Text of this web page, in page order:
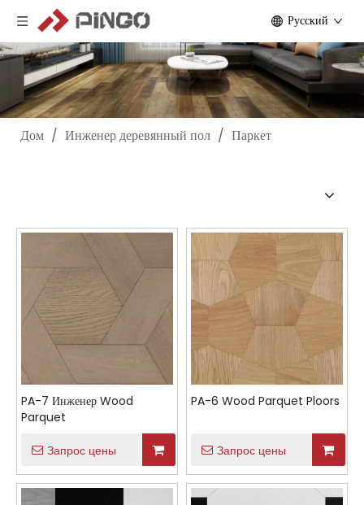
Pусский
Дом / Инженер деревянный пол / Паркет
PA-7 Инженер Wood
Parquet
Запрос цены
PA-6 Wood Parquet Ploors
Запрос цены